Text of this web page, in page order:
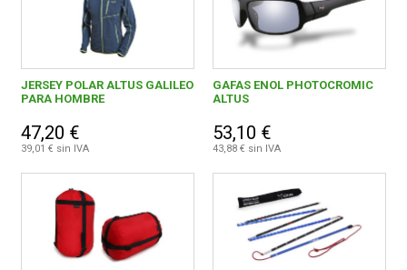
JERSEY POLAR ALTUS GALILEO
PARA HOMBRE
47,20 €
39,01 € sin IVA
GAFAS ENOL PHOTOCROMIC
ALTUS
53,10 €
43,88 € sin IVA